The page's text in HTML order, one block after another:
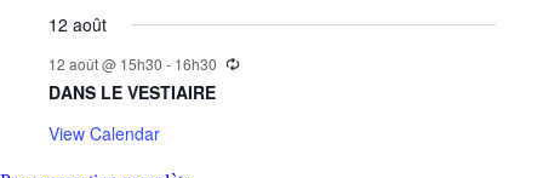
12 août
12 août @ 15h30 - 16h30
DANS LE VESTIAIRE
View Calendar